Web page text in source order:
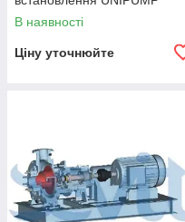
В наявності
Ціну уточнюйте